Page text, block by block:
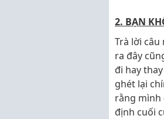
2. BẠN
Trà lời
ra đây
đi hay
ghét lại
rằng mình
định cuối